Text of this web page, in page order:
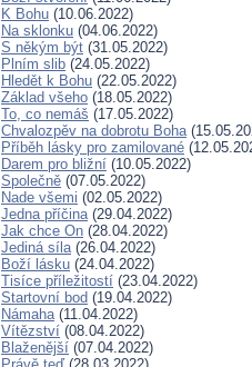
K Bohu (10.06.2022)
Na sklonku (04.06.2022)
S někým být (31.05.2022)
Plním slib (24.05.2022)
Hledět k Bohu (22.05.2022)
Základ všeho (18.05.2022)
To, co nemáš (17.05.2022)
Chvalozpěv na dobrotu Boha
Příběh lásky pro zamilované
Darem pro bližní (10.05.2022)
Společně (07.05.2022)
Nade všemi (02.05.2022)
Jedna příčina(29.04.2022)
Jak chce On (28.04.2022)
Jediná síla(26.04.2022)
Boží lásku (24.04.2022)
Tisíce příležitostí (23.04.2022)
Startovní bod (19.04.2022)
Námaha(11.04.2022)
Vítězství (08.04.2022)
Blaženější (07.04.2022)